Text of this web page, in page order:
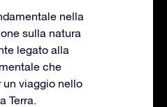
nella
sulla natura
legato alla
che
viaggio nello
Terra.